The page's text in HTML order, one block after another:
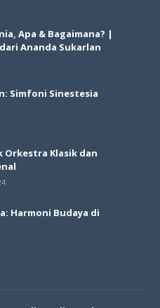
Apa & Bagaimana? |
Ananda Sukarlan
Simfoni Sinestesia
Orkestra Klasik dan
Harmoni Budaya di